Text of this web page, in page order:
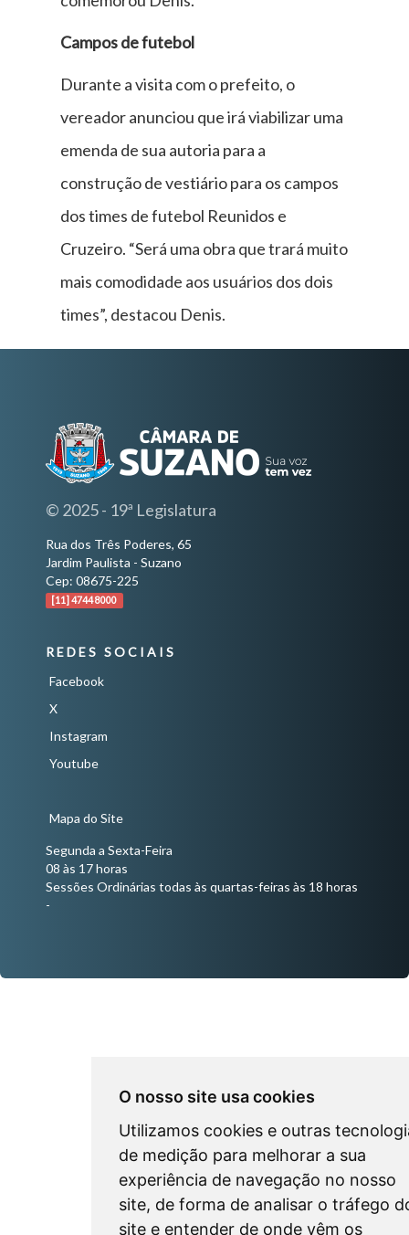
O nosso site usa cookies
Utilizamos cookies e outras
de medição para melhorar a sua
experiência de navegação no nosso
site, de forma de analisar o tráfego
site e entender de onde vêm os
Campos de futebol
Durante a visita com o prefeito, o
vereador anunciou que irá viabilizar uma
emenda de sua autoria para a
construção de vestiário para os campos
dos times de futebol Reunidos e
Cruzeiro. “Será uma obra que trará muito
mais comodidade aos usuários dos dois
times”, destacou Denis.
© 2025 - 19ª Legislatura
Rua dos Três Poderes, 65
Jardim Paulista - Suzano
Cep: 08675-225
[11] 4744 8000
REDES SOCIAIS
Facebook
X
Instagram
Youtube
Mapa do Site
Segunda a Sexta-Feira
08 às 17 horas
Sessões Ordinárias todas às quartas-feiras às 18 horas
-